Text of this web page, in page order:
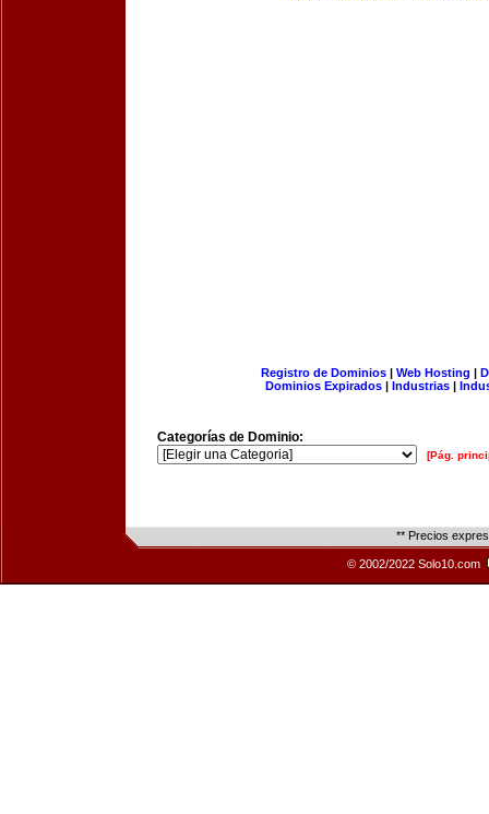
Registro de Dominios| Web Hosting |
Dominios Expirados | Industrias |
Categorías de Dominio:
[Pág.
** Precios
© 2002/2022 Solo10.com